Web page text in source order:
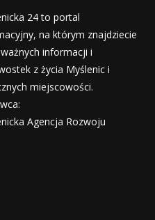
24 to portal
na którym znajdziecie
informacji i
z życia Myślenic i
miejscowości.
Agencja Rozwoju